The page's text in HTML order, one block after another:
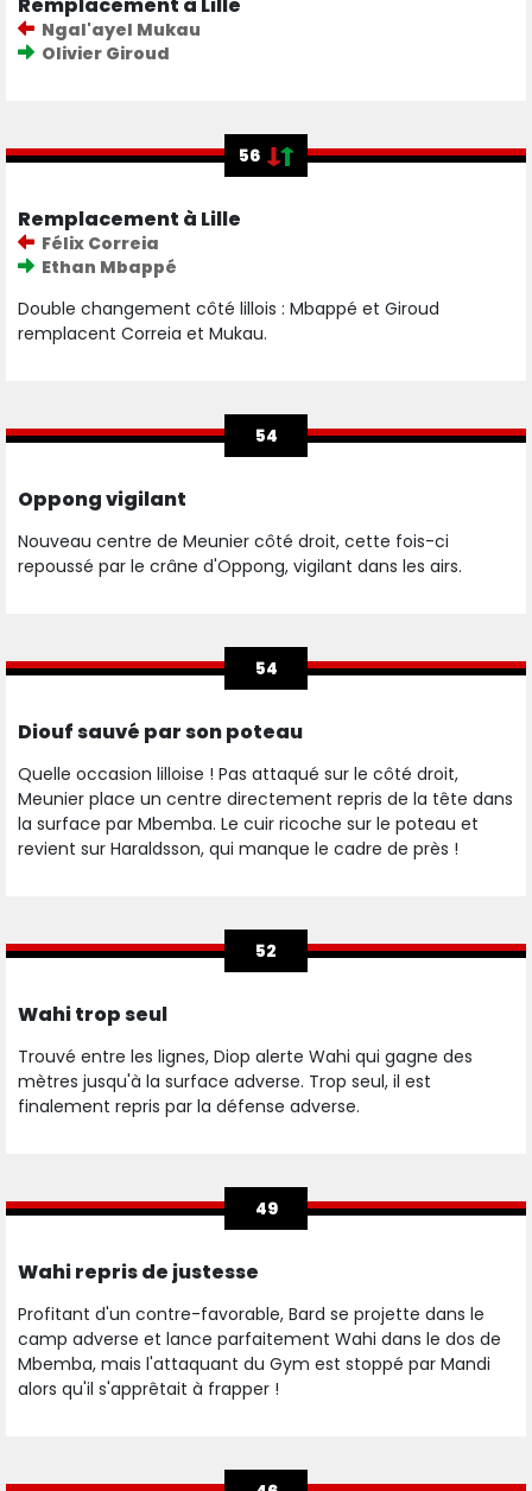
Remplacement à Lille
Ngal'ayel Mukau
Olivier Giroud
56
Remplacement à Lille
Félix Correia
Ethan Mbappé
Double changement côté lillois : Mbappé et Giroud
remplacent Correia et Mukau.
54
Oppong vigilant
Nouveau centre de Meunier côté droit, cette fois-ci
repoussé par le crâne d'Oppong, vigilant dans les airs.
54
Diouf sauvé par son poteau
Quelle occasion lilloise ! Pas attaqué sur le côté droit,
Meunier place un centre directement repris de la tête dans
la surface par Mbemba. Le cuir ricoche sur le poteau et
revient sur Haraldsson, qui manque le cadre de près !
52
Wahi trop seul
Trouvé entre les lignes, Diop alerte Wahi qui gagne des
mètres jusqu'à la surface adverse. Trop seul, il est
finalement repris par la défense adverse.
49
Wahi repris de justesse
Profitant d'un contre-favorable, Bard se projette dans le
camp adverse et lance parfaitement Wahi dans le dos de
Mbemba, mais l'attaquant du Gym est stoppé par Mandi
alors qu'il s'apprêtait à frapper !